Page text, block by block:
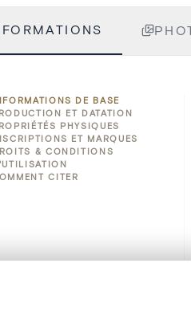
DE BASE
ET DATATION
PHYSIQUES
ET MARQUES
& CONDITIONS
CITER